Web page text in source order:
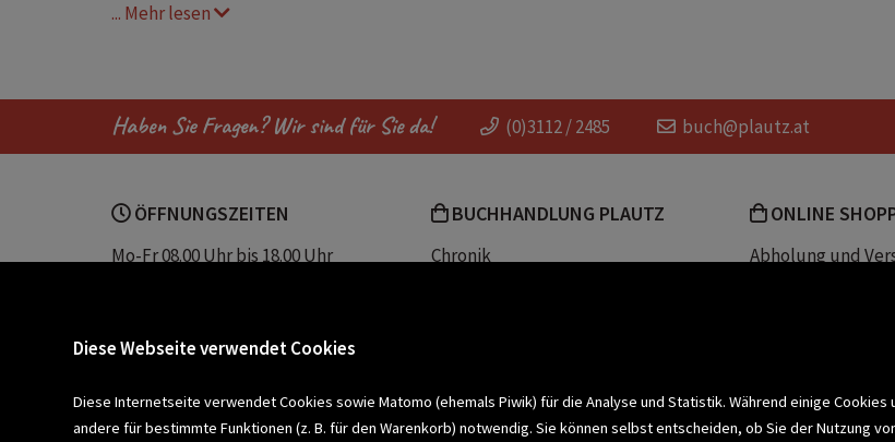
Askja
... Mehr lesen
Haben Sie Fragen? Wir sind für Sie da! (0)3112 / 2485 buch@plautz.at
ÖFFNUNGSZEITEN
Mo-Fr 08.00 Uhr bis 18.00 Uhr
Sparkassenplatz 2
BUCHHANDLUNG PLAUTZ
Chronik
ONLINE
Abholung und
Diese Webseite verwendet Cookies
Diese Internetseite verwendet Cookies sowie Matomo (ehemals Piwik) für die Analyse und Statistik. Während einige
andere für bestimmte Funktionen (z. B. für den Warenkorb) notwendig. Sie können selbst entscheiden, ob Sie der Nutzung